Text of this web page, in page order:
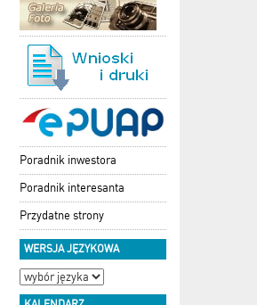
Poradnik inwestora
Poradnik interesanta
Przydatne strony
WERSJA JĘZYKOWA